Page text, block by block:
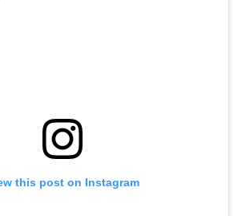
this post on Instagram